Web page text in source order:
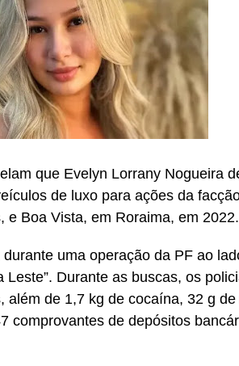
que Evelyn Lorrany Nogueira
de luxo para ações da
e Boa Vista, em Roraima, em 2022.
uma operação da PF ao
Durante as buscas, os
de 1,7 kg de cocaína, 32 g
comprovantes de depósitos